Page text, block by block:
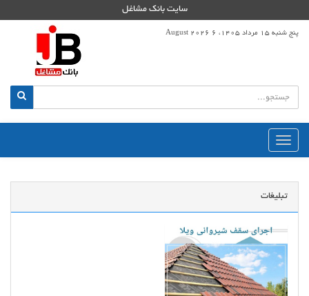
سایت بانک مشاغل
پنج شنبه 15 مرداد 1405، 6 August 2026
منوی
اصلی
تبلیغات